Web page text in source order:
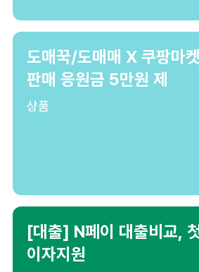
도매꾹/도매매 X 쿠팡마
판매 응원금 5만원 제
상품
[대출] N페이 대출비교,
이자지원